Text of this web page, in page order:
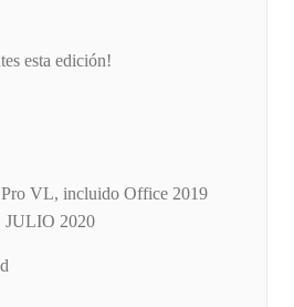
esta edición!
VL, incluido Office 2019
JULIO 2020